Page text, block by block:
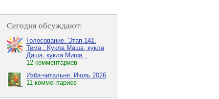
Сегодня обсуждают:
Голосование. Этап 141.
Тема : Кукла Маша, кукла
Даша, кукла Миша...
12 комментариев
Изба-читальня. Июль 2026
11 комментариев